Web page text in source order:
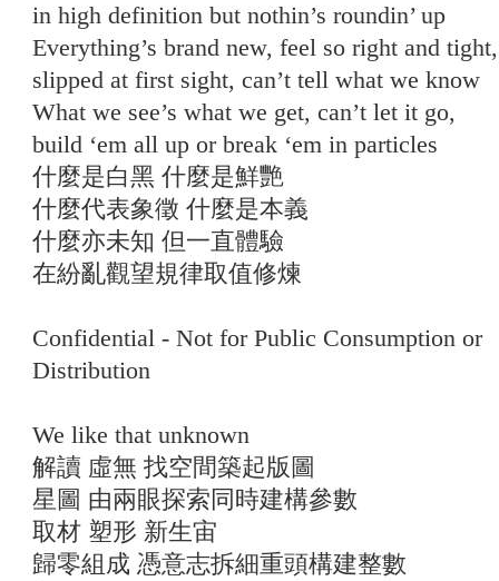
in high definition but nothin’s roundin’ up
Everything’s brand new, feel so right and tight,
slipped at first sight, can’t tell what we know
What we see’s what we get, can’t let it go,
build ‘em all up or break ‘em in particles
什麼是白黑 什麼是鮮艷
什麼代表象徵 什麼是本義
什麼亦未知 但一直體驗
在紛亂觀望規律取值修煉
Confidential - Not for Public Consumption or
Distribution
We like that unknown
解讀 虛無 找空間築起版圖
星圖 由兩眼探索同時建構參數
取材 塑形 新生宙
歸零組成 憑意志拆細重頭構建整數